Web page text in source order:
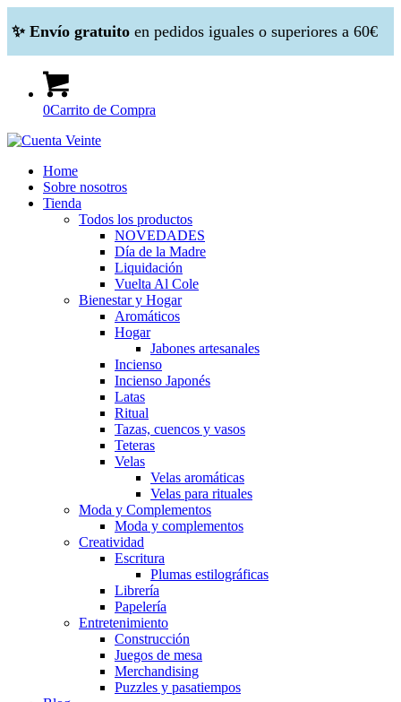
✨ Envío gratuito en pedidos iguales o superiores a 60€
0Carrito de Compra
Home
Sobre nosotros
Tienda
Todos los productos
NOVEDADES
Día de la Madre
Liquidación
Vuelta Al Cole
Bienestar y Hogar
Aromáticos
Hogar
Jabones artesanales
Incienso
Incienso Japonés
Latas
Ritual
Tazas, cuencos y vasos
Teteras
Velas
Velas aromáticas
Velas para rituales
Moda y Complementos
Moda y complementos
Creatividad
Escritura
Plumas estilográficas
Librería
Papelería
Entretenimiento
Construcción
Juegos de mesa
Merchandising
Puzzles y pasatiempos